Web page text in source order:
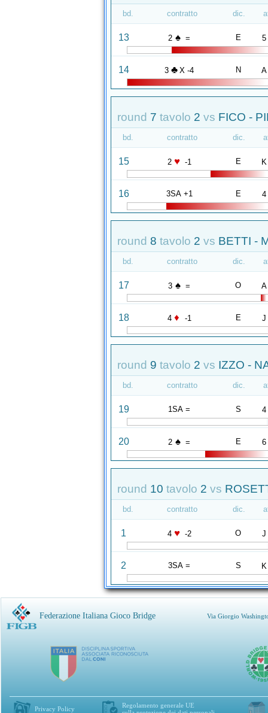
bd. contratto dic.
13 2 ♠ = E 5
14 3 ♣ X -4 N A
round 7 tavolo 2 vs FICO -
bd. contratto dic.
15 2 ♥ -1 E K
16 3SA +1 E 4
round 8 tavolo 2 vs BETTI -
bd. contratto dic.
17 3 ♠ = O A
18 4 ♦ -1 E J
round 9 tavolo 2 vs IZZO -
bd. contratto dic.
19 1SA = S 4
20 2 ♠ = E 6
round 10 tavolo 2 vs
bd. contratto dic.
1 4 ♥ -2 O J
2 3SA = S K
Federazione Italiana Gioco Bridge Via Giorgio
Privacy Policy
Regolamento generale UE